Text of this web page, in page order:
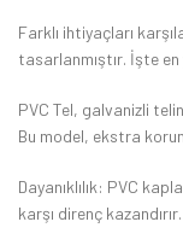
Farklı ihtiyaçları
tasarlanmıştır. İşte
PVC Tel, galvanizli
Bu model, ekstra
Dayanıklılık: PVC
karşı direnç